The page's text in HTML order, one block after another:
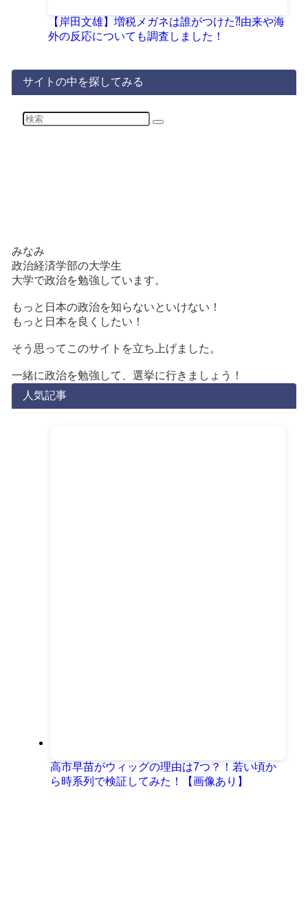
【岸田文雄】増税メガネは誰がつけた⁈由来や海
外の反応についても調査しました！
サイトの中を探してみる
みなみ
政治経済学部の大学生
大学で政治を勉強しています。
もっと日本の政治を知らないといけない！
もっと日本を良くしたい！
そう思ってこのサイトを立ち上げました。
一緒に政治を勉強して、選挙に行きましょう！
人気記事
高市早苗がウィッグの理由は7つ？！若い頃か
ら時系列で検証してみた！【画像あり】